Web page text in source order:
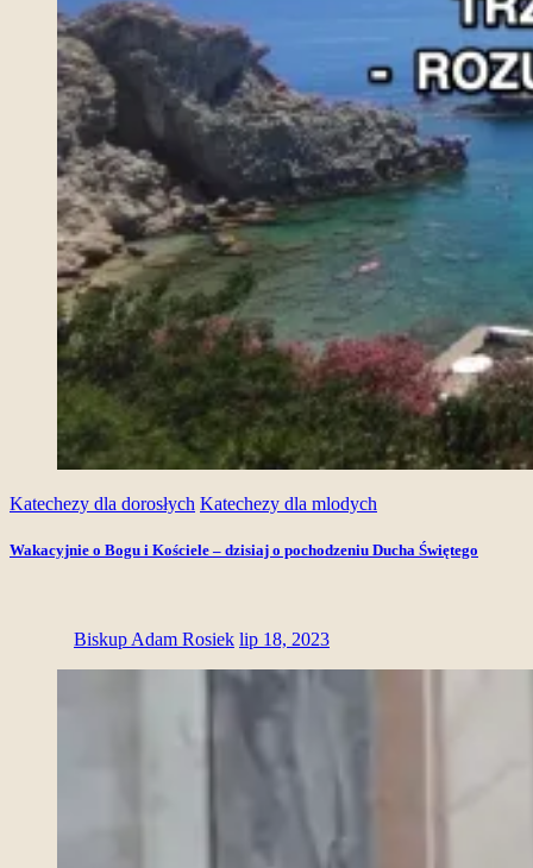
Katechezy dla dorosłych Katechezy dla mlodych
Wakacyjnie o Bogu i Kościele – dzisiaj o pochodzeniu Ducha Świętego
Biskup Adam Rosiek lip 18, 2023